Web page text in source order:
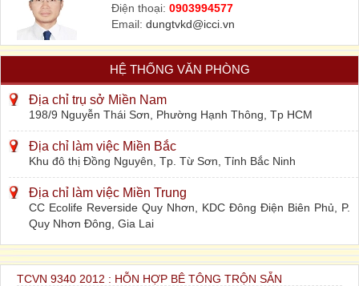
Điện thoại: 0903994577
Email: dungtvkd@icci.vn
HỆ THỐNG VĂN PHÒNG
Địa chỉ trụ sở Miền Nam
198/9 Nguyễn Thái Sơn, Phường Hạnh Thông, Tp HCM
Địa chỉ làm việc Miền Bắc
Khu đô thị Đồng Nguyên, Tp. Từ Sơn, Tỉnh Bắc Ninh
Địa chỉ làm việc Miền Trung
CC Ecolife Reverside Quy Nhơn, KDC Đông Điện Biên Phủ, P.
Quy Nhơn Đông, Gia Lai
TCVN 9340 2012 : HỖN HỢP BÊ TÔNG TRỘN SẴN